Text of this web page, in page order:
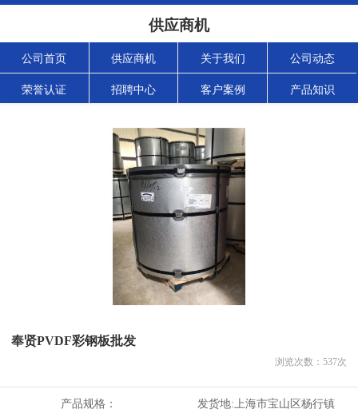
供应商机
公司首页 供应商机 关于我们 公司动态
荣誉认证 招聘中心 客户案例 产品知识
奉贤PVDF彩钢板批发
浏览次数： 537次
产品规格： 发货地: 上海市宝山区杨行镇